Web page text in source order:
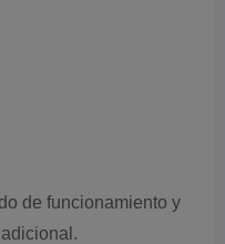
de funcionamiento y